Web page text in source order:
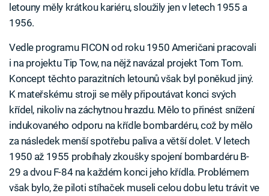
letouny měly krátkou kariéru, sloužily jen v letech 1955 a
1956.
Vedle programu FICON od roku 1950 Američani pracovali
i na projektu Tip Tow, na nějž navázal projekt Tom Tom.
Koncept těchto parazitních letounů však byl poněkud jiný.
K mateřskému stroji se měly připoutávat konci svých
křídel, nikoliv na záchytnou hrazdu. Mělo to přinést snížení
indukovaného odporu na křídle bombardéru, což by mělo
za následek menší spotřebu paliva a větší dolet. V letech
1950 až 1955 probíhaly zkoušky spojení bombardéru B-
29 a dvou F-84 na každém konci jeho křídla. Problémem
však bylo, že piloti stíhaček museli celou dobu letu trávit ve